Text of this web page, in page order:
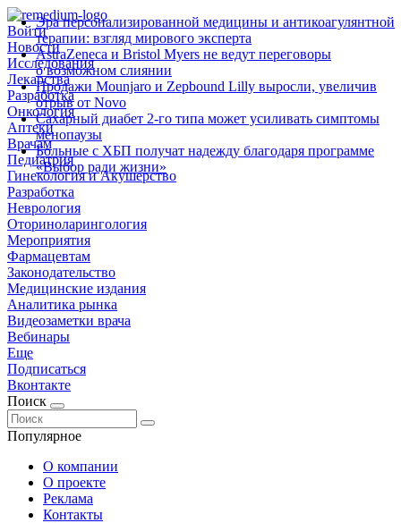
Войти
Новости
Исследования
Лекарства
Разработка
Онкология
Аптеки
Врачам
Педиатрия
Гинекология и Акушерство
Разработка
Неврология
Оториноларингология
Мероприятия
Фармацевтам
Законодательство
Медицинские издания
Аналитика рынка
Видеозаметки врача
Вебинары
Еще
Подписаться
Вконтакте
Поиск
Популярное
Эра персонализированной медицины и антикоагулянтной
терапии: взгляд мирового эксперта
AstraZeneca и Bristol Myers не ведут переговоры
о возможном слиянии
Продажи Mounjaro и Zepbound Lilly выросли, увеличив
отрыв от Novo
Сахарный диабет 2‑го типа может усиливать симптомы
менопаузы
Больные с ХБП получат надежду благодаря программе
«Выбор ради жизни»
О компании
О проекте
Реклама
Контакты